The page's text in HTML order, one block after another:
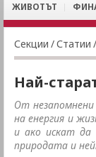
ЖИВОТЪТ
Секции /Статии /
Най-
От
на енергия и
и ако искат да
природата и